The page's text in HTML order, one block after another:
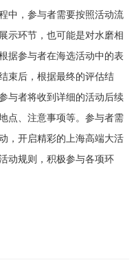
中，参与者需要按照活动流
示环节，也可能是对水磨相
据参与者在海选活动中的表
束后，根据最终的评估结
与者将收到详细的活动后续
点、注意事项等。参与者需
，开启精彩的上海高端大活
动规则，积极参与各项环